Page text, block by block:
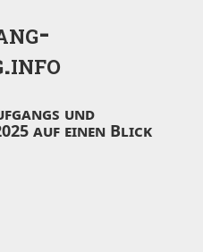
und
auf einen Blick